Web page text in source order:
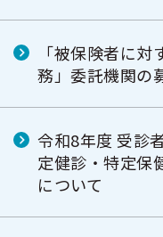
「被保険者に
務」委託機関の
令和8年度 受診
定健診・特定保
について